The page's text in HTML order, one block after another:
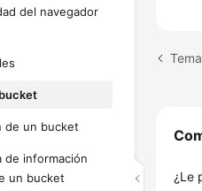
del navegador
de un bucket
de información
un bucket
¿Le